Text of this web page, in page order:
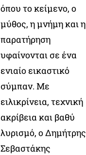
όπου το κείμενο, ο
μύθος, η μνήμη και η
παρατήρηση
υφαίνονται σε ένα
ενιαίο εικαστικό
σύμπαν. Με
ειλικρίνεια, τεχνική
ακρίβεια και βαθύ
λυρισμό, ο Δημήτρης
Σεβαστάκης